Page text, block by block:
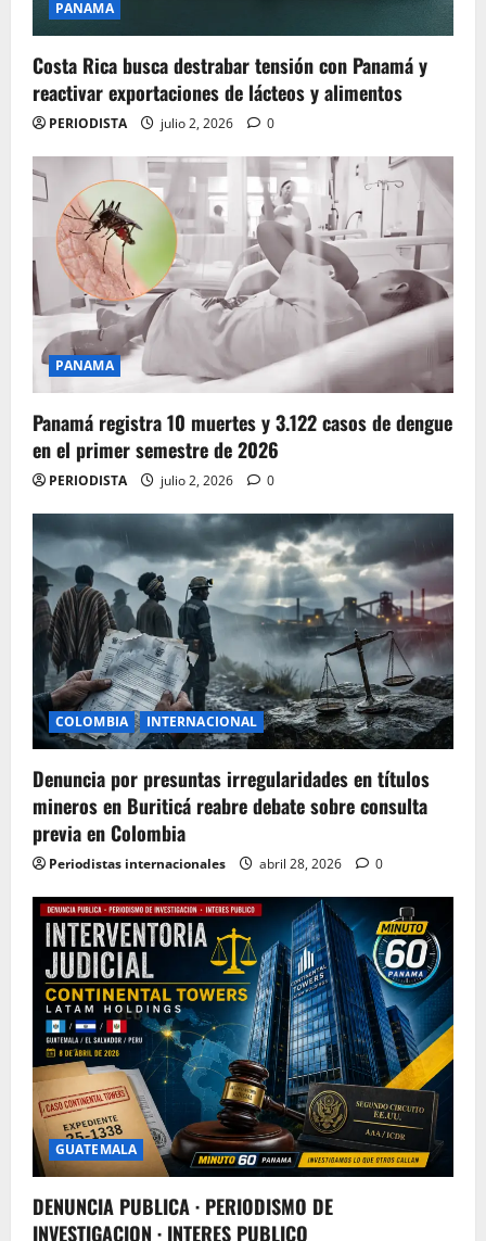
PANAMA
Costa Rica busca destrabar tensión con Panamá y
reactivar exportaciones de lácteos y alimentos
PERIODISTA julio 2, 2026 0
PANAMA
Panamá registra 10 muertes y 3.122 casos de dengue
en el primer semestre de 2026
PERIODISTA julio 2, 2026 0
COLOMBIA INTERNACIONAL
Denuncia por presuntas irregularidades en títulos
mineros en Buriticá reabre debate sobre consulta
previa en Colombia
Periodistas internacionales abril 28, 2026 0
GUATEMALA
DENUNCIA PUBLICA · PERIODISMO DE
INVESTIGACION · INTERES PUBLICO